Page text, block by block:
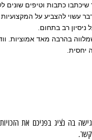
כתבות וטיפים
עשוי להצביע על
ניסיון רב בתחום.
בהרבה מאד אמוציות.
יחסית.
בה נציג בפניכם את